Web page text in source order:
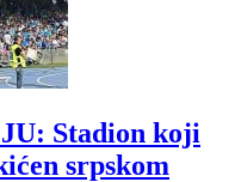
Stadion koji
srpskom